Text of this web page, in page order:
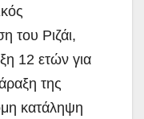
του Ριζάι,
12 ετών για
της
κατάληψη